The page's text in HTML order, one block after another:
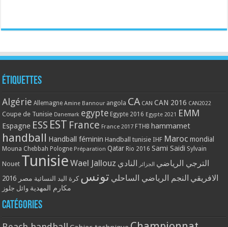
Étiquettes
Algérie Allemagne Amine Bannour angola CA CAN CAN 2016 CAN2022
Coupe de Tunisie Danemark egypte Egypte 2016 Egypte 2021 EMM
Espagne ESS EST France France 2017 FTHB hammamet
handball Handball féminin Handball tunisie IHF Maroc mondial
Mouna Chebbah Pologne Préparation Qatar Rio 2016 Sami Saidi Sylvain
Nouet Tunisie Wael Jallouz الترجي الرياضي الجزائر
النادي
الافريقي النجم الرياضي الساحلي تونس كرة اليد النسائية مصر 2016
مكارم المهدية وائل جلوز
Catégories